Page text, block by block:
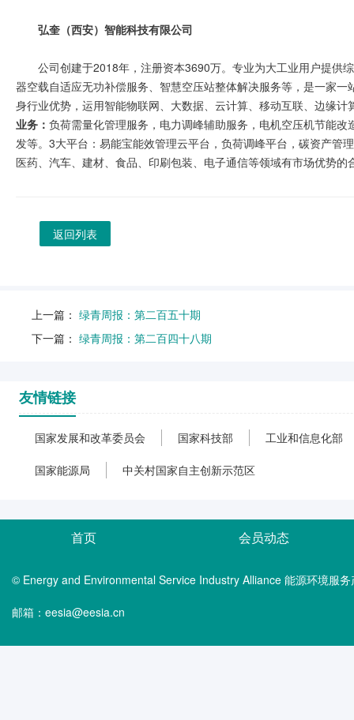
弘奎（西安）智能科技有限公司
公司创建于2018年，注册资本3690万。专业为大工业用户提供
器空载自适应无功补偿服务、智慧空压站整体解决服务等，是一家
身行业优势，运用智能物联网、大数据、云计算、移动互联、边缘
业务： 负荷需量化管理服务，电力调峰辅助服务，电机空压机节能
发等。3大平台：易能宝能效管理云平台，负荷调峰平台，碳资产管
医药、汽车、建材、食品、印刷包装、电子通信等领域有市场优势的
返回列表
上一篇： 绿青周报：第二百五十期
下一篇： 绿青周报：第二百四十八期
友情链接
国家发展和改革委员会 国家科技部 工业和信息化部
国家能源局 中关村国家自主创新示范区
首页 会员动态
© Energy and Environmental Service Industry Alliance 能源环境服
邮箱：eesia@eesia.cn